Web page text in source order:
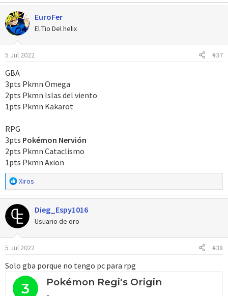
a
c
c
i
o
n
s
:
EuroFer
El Tio Del helix
5 Jul 2022 #37
GBA
3pts Pkmn Omega
2pts Pkmn Islas del viento
1pts Pkmn Kakarot
RPG
3pts Pokémon Nervión
2pts Pkmn Cataclismo
1pts Pkmn Axion
R
e
a
c
i
o
n
s
:
Xiros
Dieg_Espy1016
Usuario de oro
5 Jul 2022 #38
Solo gba porque no tengo pc para rpg
3 Pokémon Regi's Origin